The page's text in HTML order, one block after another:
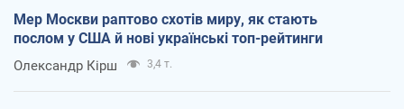
Мер Москви раптово схотів миру, як стають
послом у США й нові українські топ-рейтинги
Олександр Кірш 3,4 т.